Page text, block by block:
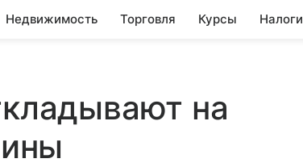
Недвижимость Торговля Курсы Налоги
на